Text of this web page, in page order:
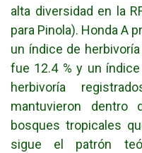
alta diversidad en la
para Pinola). Honda A
un índice de
fue 12.4 % y un
herbivoría
mantuvieron dentro
bosques tropicales
sigue el patrón